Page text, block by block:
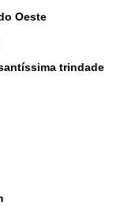
Oeste
santíssima trindade